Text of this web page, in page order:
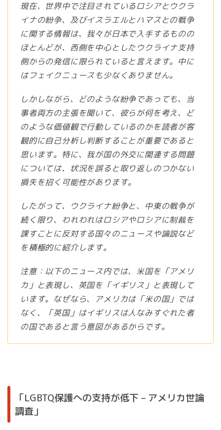
現在、世界中で注目されているロシアとウクラ
イナの紛争、及びイスラエルとハマスとの戦争
に関する情報は、我々が日本で入手するものの
ほとんどが、西側を中心としたウクライナ支持
側からの発信に限られていると言えます。中に
はフェイクニュースも少なくありません。
しかしながら、どのような紛争であっても、当
事者両方の主張を聞いて、彼らが何を考え、ど
のような価値観で行動しているのかを読者が客
観的に自己分析し判断することが重要であると
思います。特に、我が国の外交に関連する問題
については、状況を誤ると取り返しのつかない
損失を招く可能性があります。
したがって、ウクライナ紛争と、中東の戦争が
続く限り、われわれはロシアやロシアに制裁を
課すことに反対する国々のニュースや論説など
を積極的に紹介します。
注意：以下のニュース内では、米国を「アメリ
カ」と表現し、英国を「イギリス」と表現して
います。なぜなら、アメリカは「米の国」では
なく、「英国」はイギリスは人なみすぐれた者
の国であると言う意図があるからです。
「LGBTQ保護への支持が低下 – アメリカ世論
調査」